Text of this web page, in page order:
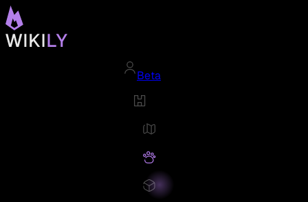
Beta